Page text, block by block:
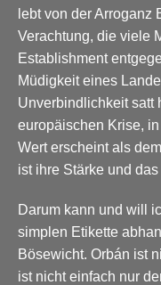
lebt von der Arroganz
Verachtung, die viele
Establishment
Müdigkeit eines
Unverbindlichkeit satt
europäischen Krise,
Wert erscheint als
ist ihre Stärke und
Darum kann und will
simplen Etikette
Bösewicht. Orbán ist
ist nicht einfach nur